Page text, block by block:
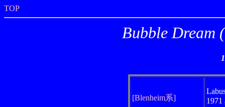
TOP
Bubble
[Blenheim系]